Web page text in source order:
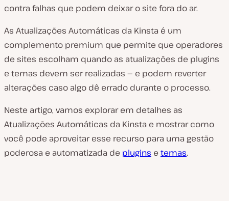
contra falhas que podem deixar o site fora do ar.
As Atualizações Automáticas da Kinsta é um
complemento premium que permite que operadores
de sites escolham quando as atualizações de plugins
e temas devem ser realizadas — e podem reverter
alterações caso algo dê errado durante o processo.
Neste artigo, vamos explorar em detalhes as
Atualizações Automáticas da Kinsta e mostrar como
você pode aproveitar esse recurso para uma gestão
poderosa e automatizada de plugins e temas.